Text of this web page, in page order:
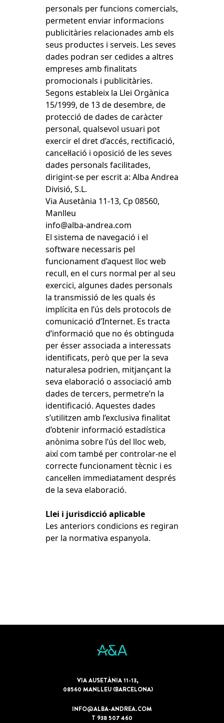
personals per funcions comercials,
permetent enviar informacions
publicitàries relacionades amb els
seus productes i serveis. Les seves
dades podran ser cedides a altres
empreses amb finalitats
promocionals i publicitàries.
Segons estableix la Llei Orgànica
15/1999, de 13 de desembre, de
protecció de dades de caràcter
personal, qualsevol usuari pot
exercir el dret d’accés, rectificació,
cancel·lació i oposició de les seves
dades personals facilitades,
dirigint-se per escrit a: Alba Andrea
Divisió, S.L.
Via Ausetània 11-13, Cp 08560,
Manlleu
info@alba-andrea.com
El sistema de navegació i el
software necessaris pel
funcionament d’aquest lloc web
recull, en el curs normal per al seu
exercici, algunes dades personals
la transmissió de les quals és
implícita en l’ús dels protocols de
comunicació d’Internet. Es tracta
d’informació que no és obtinguda
per ésser associada a interessats
identificats, però que per la seva
naturalesa podrien, mitjançant la
seva elaboració o associació amb
dades de tercers, permetre’n la
identificació. Aquestes dades
s’utilitzen amb l’exclusiva finalitat
d’obtenir informació estadística
anònima sobre l’ús del lloc web,
així com també per controlar-ne el
correcte funcionament tècnic i es
cancel·len immediatament després
de la seva elaboració.
Llei i jurisdicció aplicable
Les anteriors condicions es regiran
per la normativa espanyola.
VIA AUSETÀNIA 11-13,
08560 MANLLEU (BARCELONA)
INFO@ALBA-ANDREA.COM
T 938 507460